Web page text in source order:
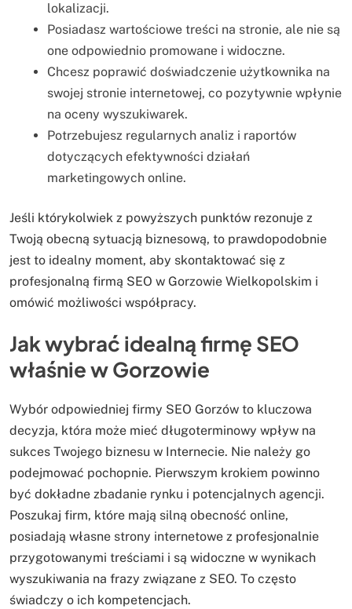
lokalizacji.
Posiadasz wartościowe treści na stronie, ale nie są
one odpowiednio promowane i widoczne.
Chcesz poprawić doświadczenie użytkownika na
swojej stronie internetowej, co pozytywnie wpłynie
na oceny wyszukiwarek.
Potrzebujesz regularnych analiz i raportów
dotyczących efektywności działań
marketingowych online.
Jeśli którykolwiek z powyższych punktów rezonuje z
Twoją obecną sytuacją biznesową, to prawdopodobnie
jest to idealny moment, aby skontaktować się z
profesjonalną firmą SEO w Gorzowie Wielkopolskim i
omówić możliwości współpracy.
Jak wybrać idealną firmę SEO
właśnie w Gorzowie
Wybór odpowiedniej firmy SEO Gorzów to kluczowa
decyzja, która może mieć długoterminowy wpływ na
sukces Twojego biznesu w Internecie. Nie należy go
podejmować pochopnie. Pierwszym krokiem powinno
być dokładne zbadanie rynku i potencjalnych agencji.
Poszukaj firm, które mają silną obecność online,
posiadają własne strony internetowe z profesjonalnie
przygotowanymi treściami i są widoczne w wynikach
wyszukiwania na frazy związane z SEO. To często
świadczy o ich kompetencjach.